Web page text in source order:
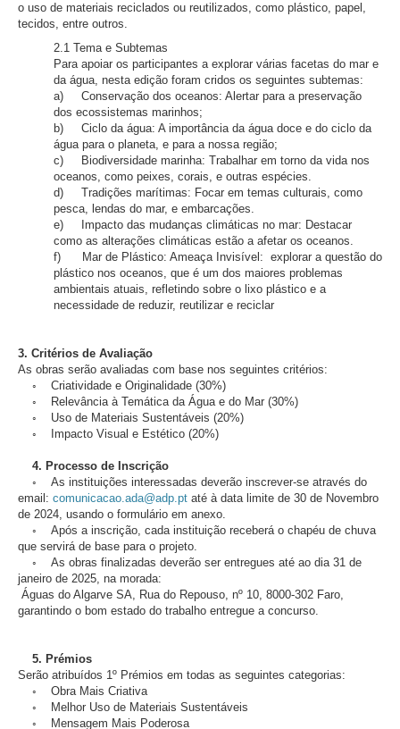
o uso de materiais reciclados ou reutilizados, como plástico, papel,
tecidos, entre outros.
2.1 Tema e Subtemas
Para apoiar os participantes a explorar várias facetas do mar e
da água, nesta edição foram cridos os seguintes subtemas:
a) Conservação dos oceanos: Alertar para a preservação
dos ecossistemas marinhos;
b) Ciclo da água: A importância da água doce e do ciclo da
água para o planeta, e para a nossa região;
c) Biodiversidade marinha: Trabalhar em torno da vida nos
oceanos, como peixes, corais, e outras espécies.
d) Tradições marítimas: Focar em temas culturais, como
pesca, lendas do mar, e embarcações.
e) Impacto das mudanças climáticas no mar: Destacar
como as alterações climáticas estão a afetar os oceanos.
f) Mar de Plástico: Ameaça Invisível: explorar a questão do
plástico nos oceanos, que é um dos maiores problemas
ambientais atuais, refletindo sobre o lixo plástico e a
necessidade de reduzir, reutilizar e reciclar
3. Critérios de Avaliação
As obras serão avaliadas com base nos seguintes critérios:
◦ Criatividade e Originalidade (30%)
◦ Relevância à Temática da Água e do Mar (30%)
◦ Uso de Materiais Sustentáveis (20%)
◦ Impacto Visual e Estético (20%)
4. Processo de Inscrição
◦ As instituições interessadas deverão inscrever-se através do
email: comunicacao.ada@adp.pt até à data limite de 30 de Novembro
de 2024, usando o formulário em anexo.
◦ Após a inscrição, cada instituição receberá o chapéu de chuva
que servirá de base para o projeto.
◦ As obras finalizadas deverão ser entregues até ao dia 31 de
janeiro de 2025, na morada:
Águas do Algarve SA, Rua do Repouso, nº 10, 8000-302 Faro,
garantindo o bom estado do trabalho entregue a concurso.
5. Prémios
Serão atribuídos 1º Prémios em todas as seguintes categorias:
◦ Obra Mais Criativa
◦ Melhor Uso de Materiais Sustentáveis
◦ Mensagem Mais Poderosa